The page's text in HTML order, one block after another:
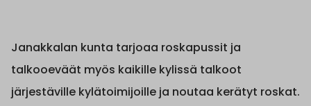
Janakkalan kunta tarjoaa roskapussit ja
talkooeväät myös kaikille kylissä talkoot
järjestäville kylätoimijoille ja noutaa kerätyt roskat.